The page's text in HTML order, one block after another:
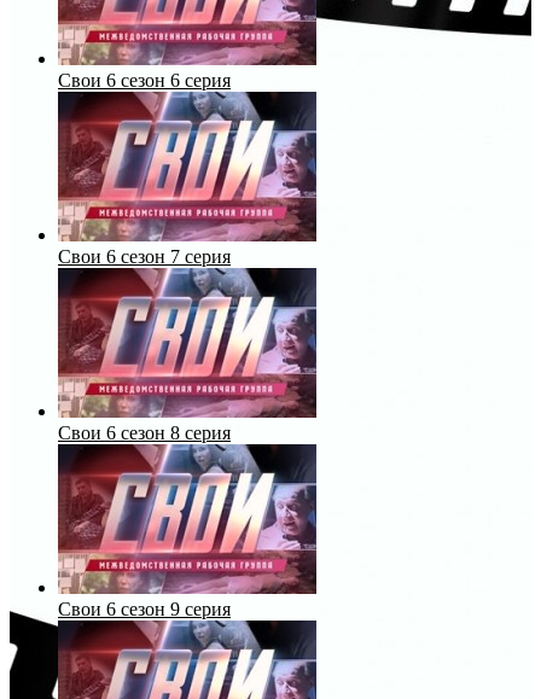
Свои 6 сезон 6 серия
Свои 6 сезон 7 серия
Свои 6 сезон 8 серия
Свои 6 сезон 9 серия